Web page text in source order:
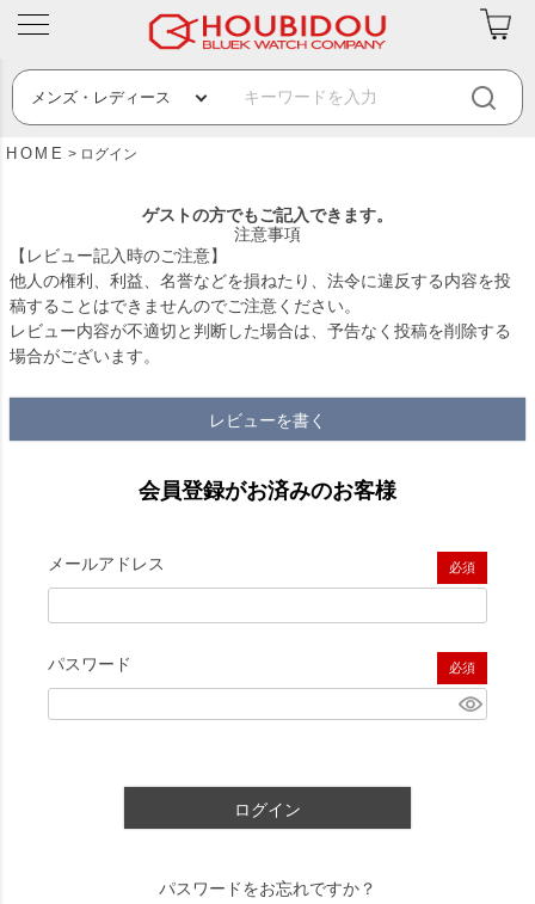
HOME ログイン
ゲストの方でもご記入できます。
注意事項
【レビュー記入時のご注意】
他人の権利、利益、名誉などを損ねたり、法令に違反する内容を投
稿することはできませんのでご注意ください。
レビュー内容が不適切と判断した場合は、予告なく投稿を削除する
場合がございます。
レビューを書く
会員登録がお済みのお客様
メールアドレス
(必須)
パスワード
(必須)
ログイン
パスワードをお忘れですか？